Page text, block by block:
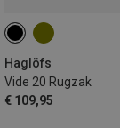
Haglöfs
Vide 20 Rugzak
€ 109,95
20L